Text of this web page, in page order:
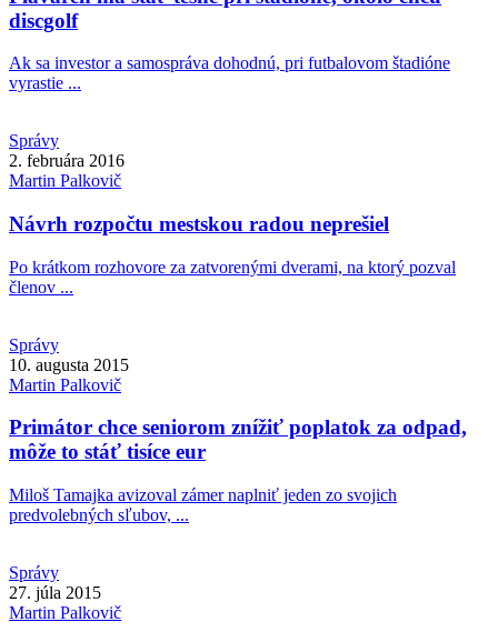
discgolf
Ak sa investor a samospráva dohodnú, pri futbalovom štadióne
vyrastie ...
Správy
2. februára 2016
Martin Palkovič
Návrh rozpočtu mestskou radou neprešiel
Po krátkom rozhovore za zatvorenými dverami, na ktorý pozval
členov ...
Správy
10. augusta 2015
Martin Palkovič
Primátor chce seniorom znížiť poplatok za odpad,
môže to stáť tisíce eur
Miloš Tamajka avizoval zámer naplniť jeden zo svojich
predvolebných sľubov, ...
Správy
27. júla 2015
Martin Palkovič